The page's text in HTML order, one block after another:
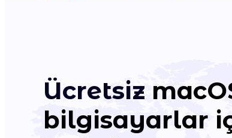
Ücretsiz
bilgisayarlar